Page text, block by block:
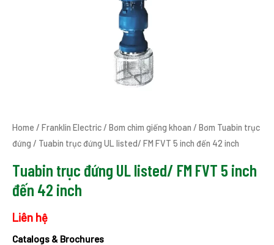
Home / Franklin Electric/ Bơm chìm giếng khoan / Bơm Tuabin trục
đứng / Tuabin trục đứng UL listed/ FM FVT 5 inch đến 42 inch
Tuabin trục đứng UL listed/ FM FVT 5 inch
đến 42 inch
Liên hệ
Catalogs & Brochures